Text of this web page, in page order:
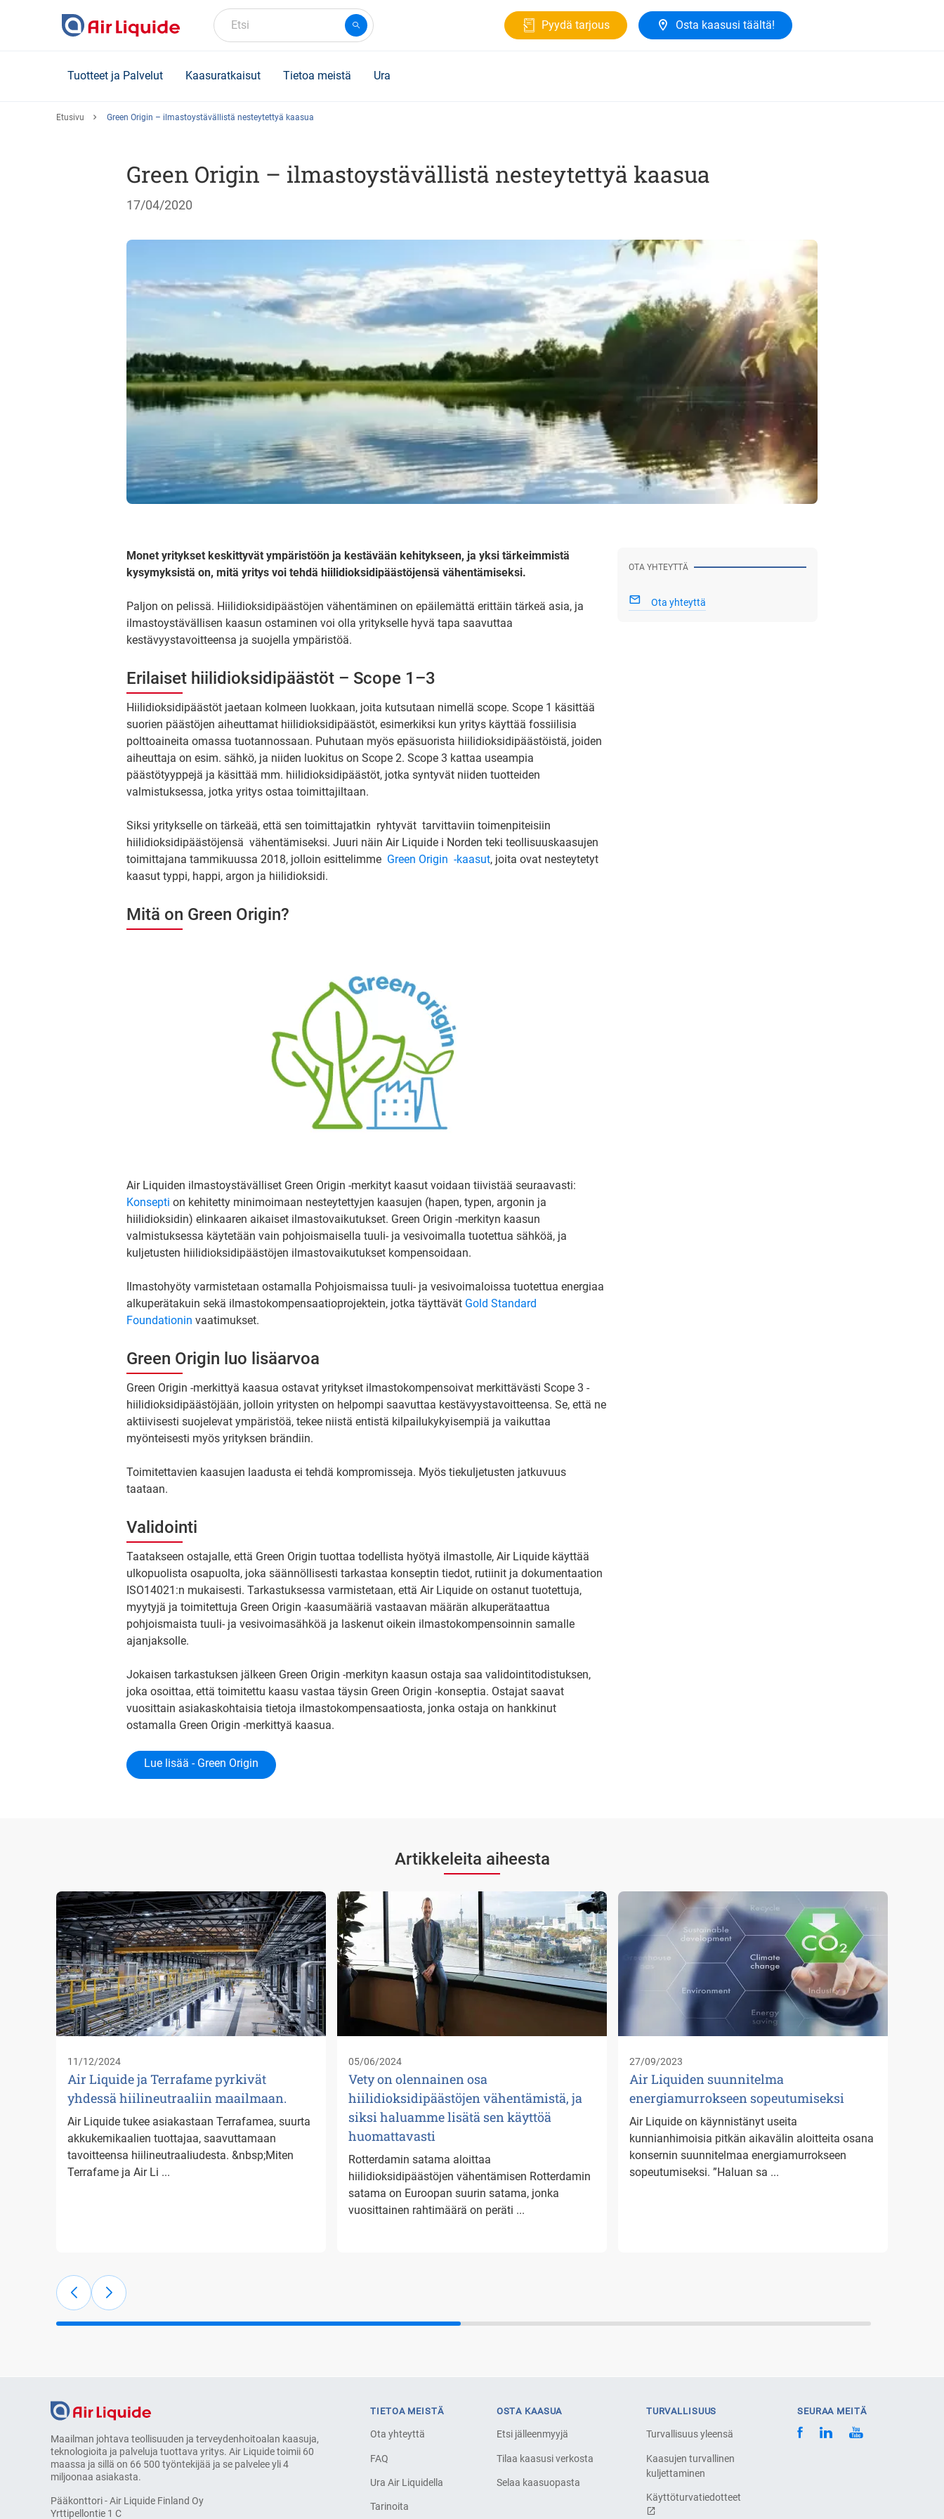
Etsi Pyydä tarjous Osta kaasusi täältä!
Tuotteet ja Palvelut Kaasuratkaisut Tietoa meistä Ura
Etusivu Green Origin – ilmastoystävällistä nesteytettyä kaasua
Green Origin – ilmastoystävällistä nesteytettyä kaasua
17/04/2020
Monet yritykset keskittyvät ympäristöön ja kestävään kehitykseen, ja yksi tärkeimmistä
kysymyksistä on, mitä yritys voi tehdä hiilidioksidipäästöjensä vähentämiseksi.
Paljon on pelissä. Hiilidioksidipäästöjen vähentäminen on epäilemättä erittäin tärkeä asia, ja
ilmastoystävällisen kaasun ostaminen voi olla yritykselle hyvä tapa saavuttaa
kestävyystavoitteensa ja suojella ympäristöä.
Erilaiset hiilidioksidipäästöt – Scope 1–3
Hiilidioksidipäästöt jaetaan kolmeen luokkaan, joita kutsutaan nimellä scope. Scope 1 käsittää
suorien päästöjen aiheuttamat hiilidioksidipäästöt, esimerkiksi kun yritys käyttää fossiilisia
polttoaineita omassa tuotannossaan. Puhutaan myös epäsuorista hiilidioksidipäästöistä, joiden
aiheuttaja on esim. sähkö, ja niiden luokitus on Scope 2. Scope 3 kattaa useampia
päästötyyppejä ja käsittää mm. hiilidioksidipäästöt, jotka syntyvät niiden tuotteiden
valmistuksessa, jotka yritys ostaa toimittajiltaan.
Siksi yritykselle on tärkeää, että sen toimittajatkin ryhtyvät tarvittaviin toimenpiteisiin
hiilidioksidipäästöjensä vähentämiseksi. Juuri näin Air Liquide i Norden teki teollisuuskaasujen
toimittajana tammikuussa 2018, jolloin esittelimme Green Origin -kaasut, joita ovat nesteytetyt
kaasut typpi, happi, argon ja hiilidioksidi.
Mitä on Green Origin?
Air Liquiden ilmastoystävälliset Green Origin -merkityt kaasut voidaan tiivistää seuraavasti:
Konsepti on kehitetty minimoimaan nesteytettyjen kaasujen (hapen, typen, argonin ja
hiilidioksidin) elinkaaren aikaiset ilmastovaikutukset. Green Origin -merkityn kaasun
valmistuksessa käytetään vain pohjoismaisella tuuli- ja vesivoimalla tuotettua sähköä, ja
kuljetusten hiilidioksidipäästöjen ilmastovaikutukset kompensoidaan.
Ilmastohyöty varmistetaan ostamalla Pohjoismaissa tuuli- ja vesivoimaloissa tuotettua energiaa
alkuperätakuin sekä ilmastokompensaatioprojektein, jotka täyttävät Gold Standard
Foundationin vaatimukset.
Green Origin luo lisäarvoa
Green Origin -merkittyä kaasua ostavat yritykset ilmastokompensoivat merkittävästi Scope 3 -
hiilidioksidipäästöjään, jolloin yritysten on helpompi saavuttaa kestävyystavoitteensa. Se, että ne
aktiivisesti suojelevat ympäristöä, tekee niistä entistä kilpailukykyisempiä ja vaikuttaa
myönteisesti myös yrityksen brändiin.
Toimitettavien kaasujen laadusta ei tehdä kompromisseja. Myös tiekuljetusten jatkuvuus
taataan.
Validointi
Taatakseen ostajalle, että Green Origin tuottaa todellista hyötyä ilmastolle, Air Liquide käyttää
ulkopuolista osapuolta, joka säännöllisesti tarkastaa konseptin tiedot, rutiinit ja dokumentaation
ISO14021:n mukaisesti. Tarkastuksessa varmistetaan, että Air Liquide on ostanut tuotettuja,
myytyjä ja toimitettuja Green Origin -kaasumääriä vastaavan määrän alkuperätaattua
pohjoismaista tuuli- ja vesivoimasähköä ja laskenut oikein ilmastokompensoinnin samalle
ajanjaksolle.
Jokaisen tarkastuksen jälkeen Green Origin -merkityn kaasun ostaja saa validointitodistuksen,
joka osoittaa, että toimitettu kaasu vastaa täysin Green Origin -konseptia. Ostajat saavat
vuosittain asiakaskohtaisia ​​tietoja ilmastokompensaatiosta, jonka ostaja on hankkinut
ostamalla Green Origin -merkittyä kaasua.
Lue lisää - Green Origin
OTA YHTEYTTÄ
Ota yhteyttä
Artikkeleita aiheesta
11/12/2024
Air Liquide ja Terrafame pyrkivät
yhdessä hiilineutraaliin maailmaan.
Air Liquide tukee asiakastaan Terrafamea, suurta
akkukemikaalien tuottajaa, saavuttamaan
tavoitteensa hiilineutraaliudesta. &nbsp;Miten
Terrafame ja Air Li ...
05/06/2024
Vety on olennainen osa
hiilidioksidipäästöjen vähentämistä, ja
siksi haluamme lisätä sen käyttöä
huomattavasti
Rotterdamin satama aloittaa
hiilidioksidipäästöjen vähentämisen Rotterdamin
satama on Euroopan suurin satama, jonka
vuosittainen rahtimäärä on peräti ...
27/09/2023
Air Liquiden suunnitelma
energiamurrokseen sopeutumiseksi
Air Liquide on käynnistänyt useita
kunnianhimoisia pitkän aikavälin aloitteita osana
konsernin suunnitelmaa energiamurrokseen
sopeutumiseksi. ”Haluan sa ...
Maailman johtava teollisuuden ja terveydenhoitoalan kaasuja,
teknologioita ja palveluja tuottava yritys. Air Liquide toimii 60
maassa ja sillä on 66 500 työntekijää ja se palvelee yli 4
miljoonaa asiakasta.
Pääkonttori - Air Liquide Finland Oy
Yrttipellontie 1 C
TIETOA MEISTÄ
Ota yhteyttä
FAQ
Ura Air Liquidella
Tarinoita
OSTA KAASUA
Etsi jälleenmyyjä
Tilaa kaasusi verkosta
Selaa kaasuopasta
TURVALLISUUS
Turvallisuus yleensä
Kaasujen turvallinen
kuljettaminen
Käyttöturvatiedotteet
SEURAA MEITÄ